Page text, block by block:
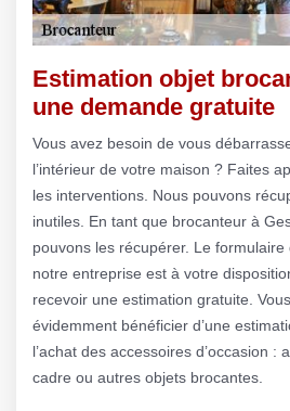
Estimation objet
une demande gratuite
Vous avez besoin de vous
l’intérieur de votre maison ? Faites
les interventions. Nous pouvons
inutiles. En tant que brocanteur à
pouvons les récupérer. Le
notre entreprise est à votre
recevoir une estimation gratuite.
évidemment bénéficier d’une
l’achat des accessoires d’occasion :
cadre ou autres objets brocantes.